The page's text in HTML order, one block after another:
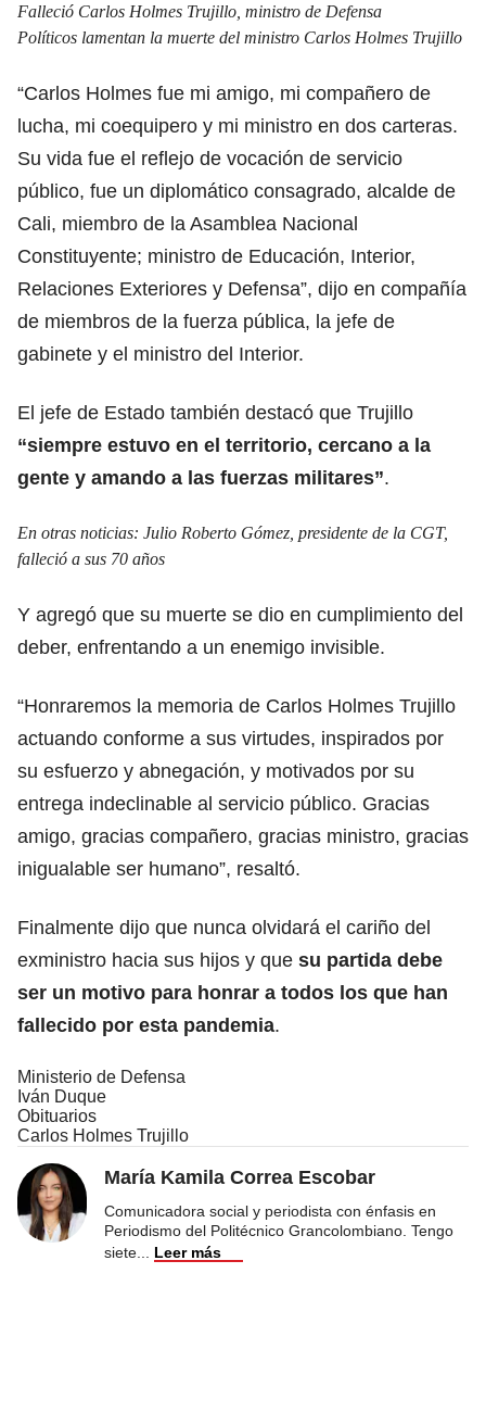
Falleció Carlos Holmes Trujillo, ministro de Defensa
Políticos lamentan la muerte del ministro Carlos Holmes Trujillo
“Carlos Holmes fue mi amigo, mi compañero de
lucha, mi coequipero y mi ministro en dos carteras.
Su vida fue el reflejo de vocación de servicio
público, fue un diplomático consagrado, alcalde de
Cali, miembro de la Asamblea Nacional
Constituyente; ministro de Educación, Interior,
Relaciones Exteriores y Defensa”, dijo en compañía
de miembros de la fuerza pública, la jefe de
gabinete y el ministro del Interior.
El jefe de Estado también destacó que Trujillo
“siempre estuvo en el territorio, cercano a la
gente y amando a las fuerzas militares”.
En otras noticias: Julio Roberto Gómez, presidente de la CGT,
falleció a sus 70 años
Y agregó que su muerte se dio en cumplimiento del
deber, enfrentando a un enemigo invisible.
“Honraremos la memoria de Carlos Holmes Trujillo
actuando conforme a sus virtudes, inspirados por
su esfuerzo y abnegación, y motivados por su
entrega indeclinable al servicio público. Gracias
amigo, gracias compañero, gracias ministro, gracias
inigualable ser humano”, resaltó.
Finalmente dijo que nunca olvidará el cariño del
exministro hacia sus hijos y que su partida debe
ser un motivo para honrar a todos los que han
fallecido por esta pandemia.
Ministerio de Defensa
Iván Duque
Obituarios
Carlos Holmes Trujillo
María Kamila Correa Escobar
Comunicadora social y periodista con énfasis en
Periodismo del Politécnico Grancolombiano. Tengo
siete
Leer más